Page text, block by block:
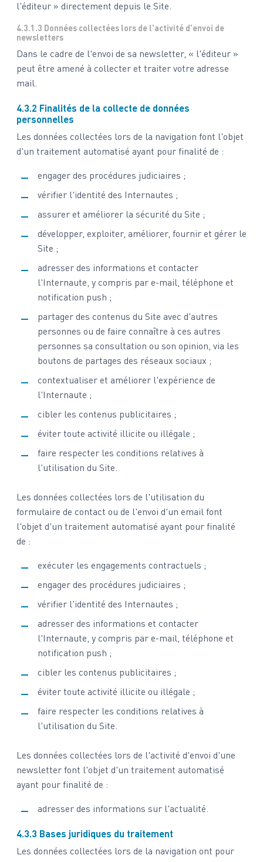
l'éditeur » directement depuis le Site.
4.3.1.3 Données collectées lors de l'activité d'envoi de
newsletters
Dans le cadre de l'envoi de sa newsletter, « l'éditeur »
peut être amené à collecter et traiter votre adresse
mail.
4.3.2 Finalités de la collecte de données
personnelles
Les données collectées lors de la navigation font l'objet
d'un traitement automatisé ayant pour finalité de :
engager des procédures judiciaires ;
vérifier l'identité des Internautes ;
assurer et améliorer la sécurité du Site ;
développer, exploiter, améliorer, fournir et gérer le
Site ;
adresser des informations et contacter
l'Internaute, y compris par e-mail, téléphone et
notification push ;
partager des contenus du Site avec d'autres
personnes ou de faire connaître à ces autres
personnes sa consultation ou son opinion, via les
boutons de partages des réseaux sociaux ;
contextualiser et améliorer l'expérience de
l'Internaute ;
cibler les contenus publicitaires ;
éviter toute activité illicite ou illégale ;
faire respecter les conditions relatives à
l'utilisation du Site.
Les données collectées lors de l'utilisation du
formulaire de contact ou de l'envoi d'un email font
l'objet d'un traitement automatisé ayant pour finalité
de :
exécuter les engagements contractuels ;
engager des procédures judiciaires ;
vérifier l'identité des Internautes ;
adresser des informations et contacter
l'Internaute, y compris par e-mail, téléphone et
notification push ;
cibler les contenus publicitaires ;
éviter toute activité illicite ou illégale ;
faire respecter les conditions relatives à
l'utilisation du Site.
Les données collectées lors de l'activité d'envoi d'une
newsletter font l'objet d'un traitement automatisé
ayant pour finalité de :
adresser des informations sur l'actualité.
4.3.3 Bases juridiques du traitement
Les données collectées lors de la navigation ont pour